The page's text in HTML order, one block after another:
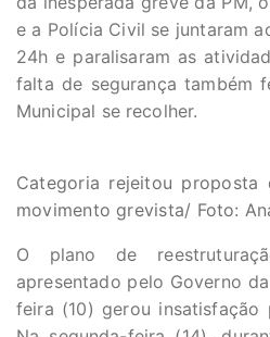
e a Polícia Civil se juntaram
24h e paralisaram as
falta de segurança também
Municipal se recolher.
Categoria rejeitou
movimento grevista/ Foto:
O plano de
apresentado pelo Governo
feira (10) gerou